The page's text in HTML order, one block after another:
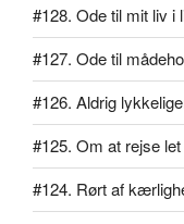
#128. Ode til mit liv i
#127. Ode til
#126. Aldrig
#125. Om at rejse let
#124. Rørt af